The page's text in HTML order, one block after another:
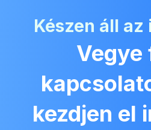
Készen áll az
Vegye
kezdjen el